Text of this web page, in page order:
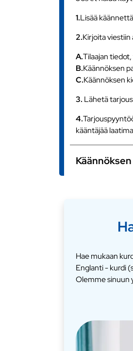
1.Lisää
2.Kirjoita
A.Tilaajan
B.Käännöksen
C.Käännöksen
3. Lähetä
4.
kääntäjää
Hae mukaan
Englanti - kurdi
Olemme sinuun